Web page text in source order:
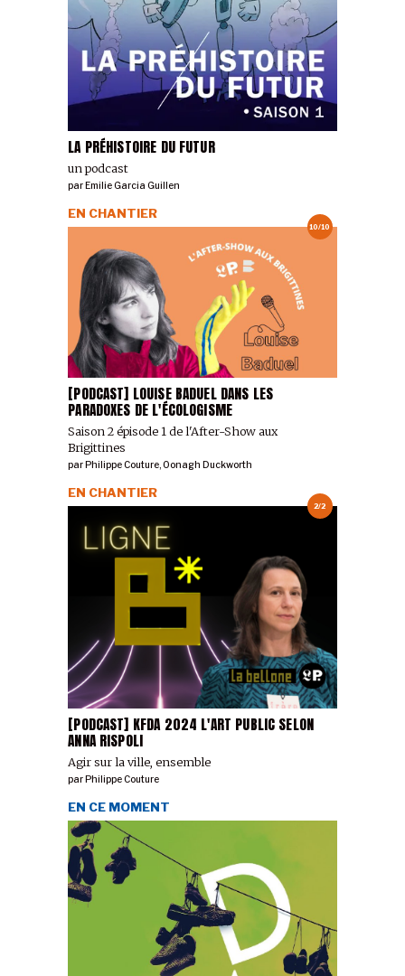
LA PRÉHISTOIRE DU FUTUR
un podcast
par Emilie Garcia Guillen
10/10
[PODCAST] LOUISE BADUEL DANS LES
PARADOXES DE L'ÉCOLOGISME
Saison 2 épisode 1 de l'After-Show aux
Brigittines
EN CHANTIER
par Philippe Couture,Oonagh Duckworth
2/2
[PODCAST] KFDA 2024 L'ART PUBLIC SELON
ANNA RISPOLI
Agir sur la ville, ensemble
EN CHANTIER
parPhilippe Couture
EN CE MOMENT